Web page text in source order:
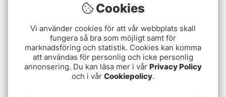
Cookies
Vi använder cookies för att vår webbplats skall
fungera så bra som möjligt samt för
marknadsföring och statistik. Cookies kan komma
att användas för personlig och icke personlig
annonsering. Du kan läsa mer i vår Privacy Policy
och i vår Cookiepolicy.